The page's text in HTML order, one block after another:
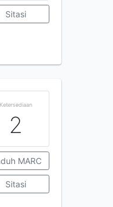
Sitasi
Ketersediaan
2
MARC
Sitasi